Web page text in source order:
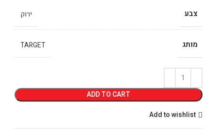
צבע ירוק
מותג TARGET
ADD TO CART
Add to wishlist